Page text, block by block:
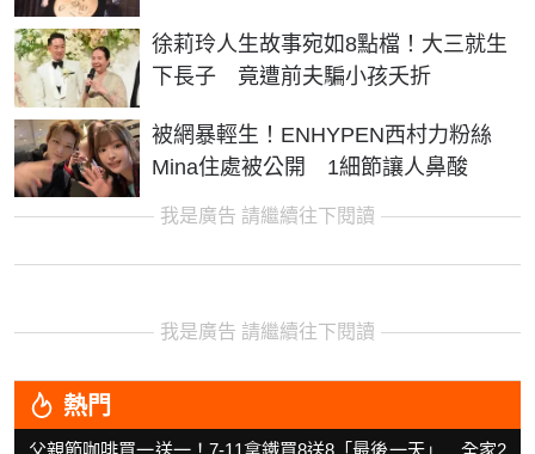
徐莉玲人生故事宛如8點檔！大三就生
下長子 竟遭前夫騙小孩夭折
被網暴輕生！ENHYPEN西村力粉絲
Mina住處被公開 1細節讓人鼻酸
我是廣告 請繼續往下閱讀
我是廣告 請繼續往下閱讀
熱門
父親節咖啡買一送一！7-11拿鐵買8送8「最後一天」 全家2